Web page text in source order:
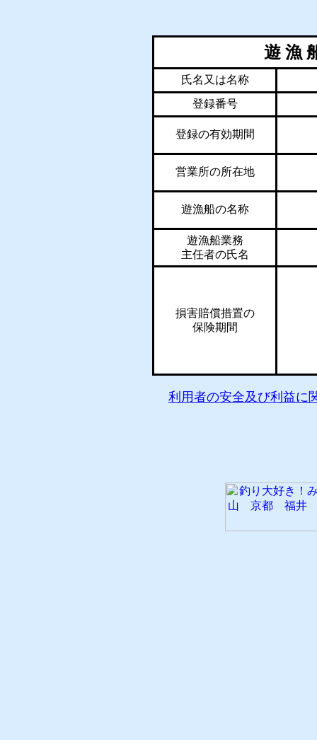
遊 漁
氏名又は名称
登録番号
登録の有効期間
営業所の所在地
遊漁船の名称
遊漁船業務
主任者の氏名
損害賠償措置の
保険期間
利用者の安全及び利益に